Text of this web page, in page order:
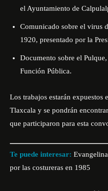
el Ayuntamiento de
Comunicado sobre el virus
1920, presentado por la
Documento sobre el
Función Pública.
Los trabajos estarán expuestos
Tlaxcala y se pondrán
que participaron para esta
Te puede interesar:
por las costureras en 1985